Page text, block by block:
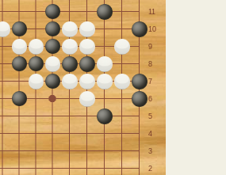
11
10
9
8
7
6
5
4
3
2